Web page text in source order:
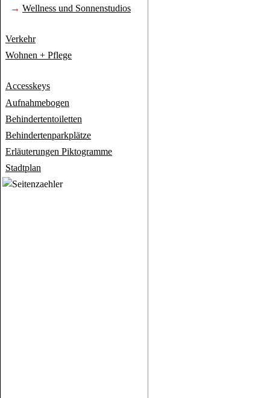
→ Wellness und Sonnenstudios
Verkehr
Wohnen + Pflege
Accesskeys
Aufnahmebogen
Behindertentoiletten
Behindertenparkplätze
Erläuterungen Piktogramme
Stadtplan